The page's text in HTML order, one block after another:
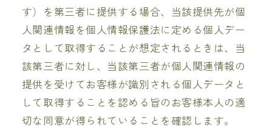
す）を第三者に提供する場合、当該提供先が個
人関連情報を個人情報保護法に定める個人デー
タとして取得することが想定されるときは、当
該第三者に対し、当該第三者が個人関連情報の
提供を受けてお客様が識別される個人データと
して取得することを認める旨のお客様本人の適
切な同意が得られていることを確認します。